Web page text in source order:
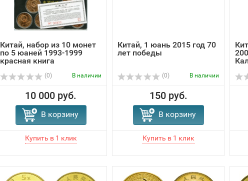
Китай, набор из 10 монет
по 5 юаней 1993-1999
красная книга
(0) В наличии
10 000 руб.
В корзину
Китай, 1 юань 2015 год 70
лет победы
(0) В наличии
150 руб.
В корзину